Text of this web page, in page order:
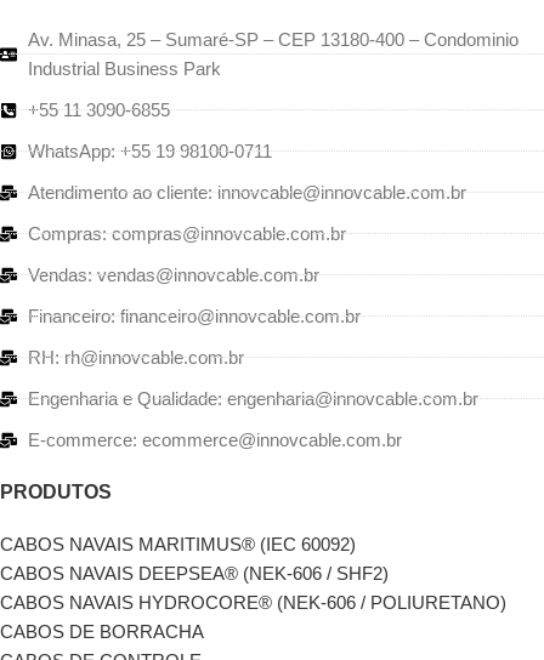
Av. Minasa, 25 – Sumaré-SP – CEP 13180-400 – Condominio
Industrial Business Park
+55 11 3090-6855
WhatsApp: +55 19 98100-0711
Atendimento ao cliente: innovcable@innovcable.com.br
Compras: compras@innovcable.com.br
Vendas: vendas@innovcable.com.br
Financeiro: financeiro@innovcable.com.br
RH: rh@innovcable.com.br
Engenharia e Qualidade: engenharia@innovcable.com.br
E-commerce: ecommerce@innovcable.com.br
PRODUTOS
CABOS NAVAIS MARITIMUS® (IEC 60092)
CABOS NAVAIS DEEPSEA® (NEK-606 / SHF2)
CABOS NAVAIS HYDROCORE® (NEK-606 / POLIURETANO)
CABOS DE BORRACHA